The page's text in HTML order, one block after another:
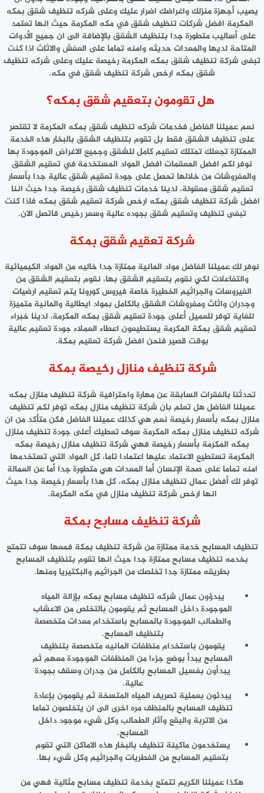
يصيب أجهزة منزلك واغراضك اضرار عليك وعلى شركه تنظيف شقق بمكه
المكرمة افضل شركات تنظيف شقق في مكه المكرمة حيث انها تعتمد
على أساليب متطورة جدا بتنظيف الشقق بالإضافة الى ان جميع الأدوات
المتاحة لديها والمعدات حديثه وامنه تماما على العفش والاثاث اذا كنت
تبغى شركة تنظيف شقق بمكه المكرمة رخيصة عليك وعلى شركه تنظيف
شقق بمكه ارخص شركة تنظيف شقق في مكه.
هل تقومون بتعقيم شقق بمكه؟
نعم عميلنا الفاضل فخدمات شركه تنظيف شقق بمكه المكرمة لا تقتصر
على تنظيف الشقق فقط بل تقوم بتنظيف الشقق بالبخار هذه الخدمة
الممتازة تجعلك تمتلك تعقيم كامل للشقق وجميع الاغراض الموجودة بها
نوفر لكم افضل المعقمات افضل المواد المستخدمة في تعقيم الشقق
والمفروشات من خلالها تحصل على جودة تعقيم شقق عالية جدا بأسعار
تعقيم شقق معقولة، لدينا خدمات تنظيف شقق رخيصة جدا حيث اننا
افضل شركة تنظيف شقق بمكه ارخص شركة تعقيم شقق بمكه فاذا كنت
تبغى تنظيف وتعقيم شقق بجوده عالية وسعر رخيص فاتصل الان.
شركة تعقيم شقق بمكة
نوفر لك عميلنا الفاضل مواد المانية ممتازة جدا خاليه من المواد الكيميائية
والتفاعلات لكي نقوم بتعقيم الشقق بها، نقوم بتعقيم الشقق من
الفيروسات والجراثيم الخطيرة خاصة فيروس كورونا يتم تعقيم ارضيات
وجدران واثاث ومفروشات الشقق بالكامل بمواد ايطالية والمانية متميزة
للغاية توفر للعميل أعلى جودة تعقيم شقق بمكه المكرمة، لدينا خبراء
تعقيم شقق بمكة المكرمة يستطيعون اعطاء العملاء جودة تعقيم عالية
بوقت قصير فنحن افضل شركة تعقيم بمكة.
شركة تنظيف منازل رخيصة بمكة
تحدثنا بالفقرات السابقة عن مهارة واحترافية شركة تنظيف منازل بمكه
عميلنا الفاضل هل تعلم بان شركة تنظيف منازل بمكه توفر لكم تنظيف
منازل بمكه بأسعار رخيصة نعم هي كذلك عميلنا الفاضل فكن متأكد من ان
شركه تنظيف منازل بمكه المكرمة سوف تعطيك أعلى جودة تنظيف منازل
بمكه المكرمة بأسعار رخيصة فهي شركة تنظيف منازل رخيصة بمكه
المكرمة تستطيع الاعتماد عليها اعتمادا تاما، كل المواد التي تستخدمها
امنه تماما على صحة الإنسان أما المعدات هي متطورة جدا أما عن العمالة
توفر لك أفضل عمال تنظيف منازل بمكه، كل هذا بأسعار رخيصة جدا حيث
انها ارخص شركة تنظيف منازل في مكه المكرمة.
شركة تنظيف مسابح بمكة
تنظيف المسابح خدمة ممتازة من شركة تنظيف بمكة فمعها سوف تتمتع
بخدمه تنظيف مسابح ممتازة جدا حيث انها تقوم بتنظيف المسابح
بطريقه ممتازة جدا تخلصك من الجراثيم والبكتيريا ومنها.
يبدؤون عمال شركه تنظيف مسابح بمكه بإزالة المياه
الموجودة داخل المسابح ثم يقومون بالتخلص من الاعشاب
والطحالب الموجودة بالمسابح باستخدام معدات متخصصة
بتنظيف المسابح.
يقومون باستخدام منظفات المانيه متخصصة بتنظيف
المسابح يبدأ بوضع جزءا من المنظفات الموجودة معهم ثم
يبدأون بغسيل المسابح بالكامل من جدران وسقف بجودة
عالية.
يبدئون بعملية تصريف المياه المتسخة ثم يقومون بإعادة
تنظيف المسابح بالمنظف مره اخرى الى ان يتخلصون تماما
من الاتربة والبقع وآثار الطحالب وكل شيء موجود داخل
المسابح.
يستخدمون ماكينة تنظيف بالبخار هذه الاماكن التي تقوم
بتعقيم المسابح من الفطريات والجراثيم وكل شيء بها.
هكذا عميلنا الكريم تتمتع بخدمة تنظيف مسابح مثالية فهي من